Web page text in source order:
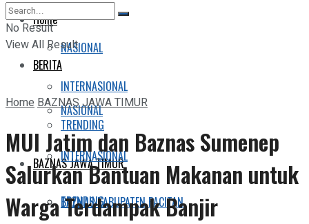
BERITA
NASIONAL
INTERNASIONAL
TRENDING
BAZNAS JAWA TIMUR
BAZNAS KABUPATEN PACITAN
Home
BERITA
NASIONAL
INTERNASIONAL
TRENDING
No Result
View All Result
HomeBAZNAS JAWA TIMUR
MUI Jatim dan Baznas Sumenep
Salurkan Bantuan Makanan untuk
Warga Terdampak Banjir